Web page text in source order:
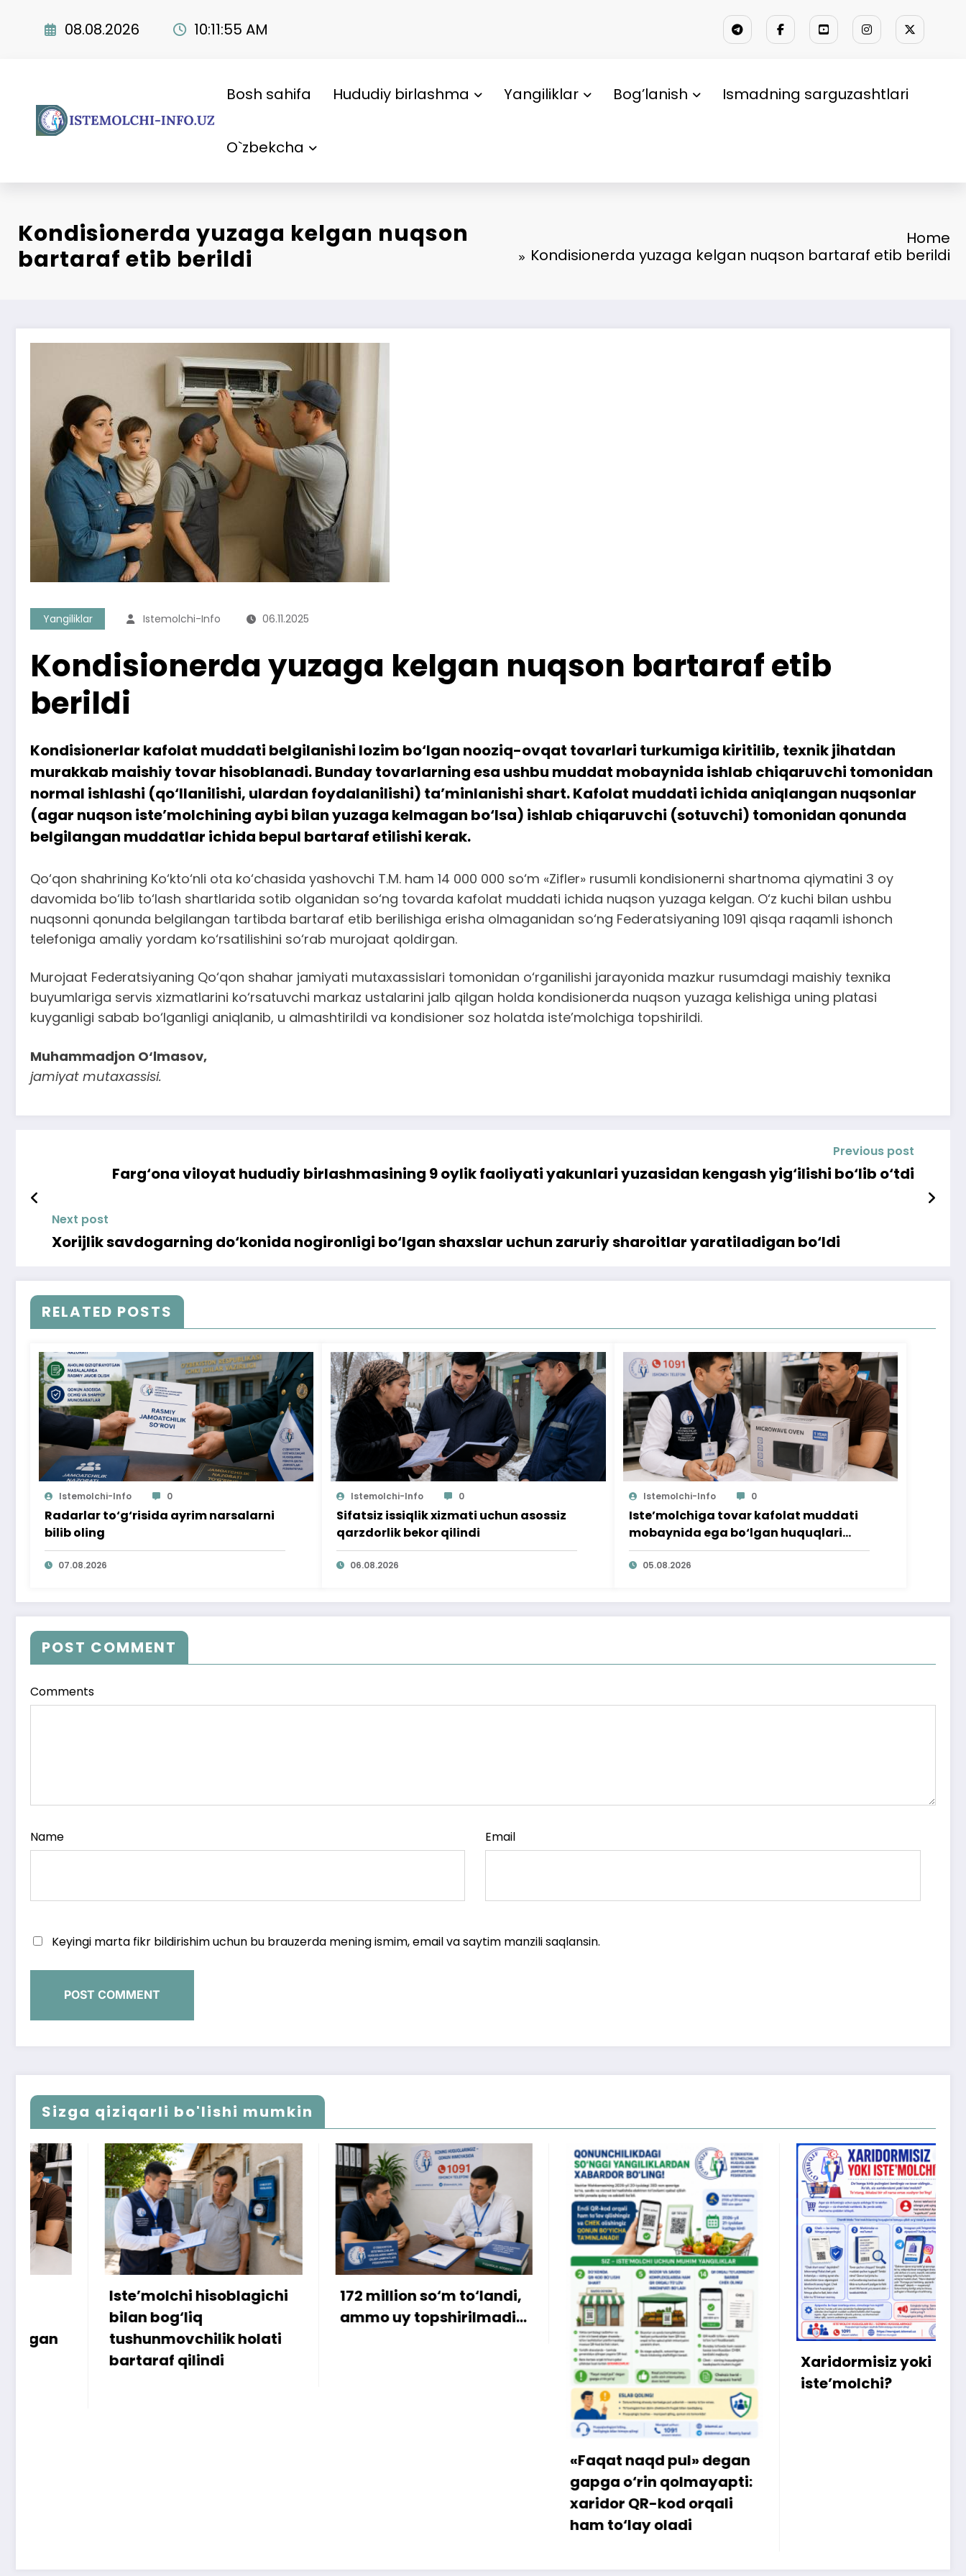
08.08.2026 10:11:56 AM
Bosh sahifa Hududiy birlashma Yangiliklar Bog’lanish Ismadning sarguzashtlari
O`zbekcha
Kondisionerda yuzaga kelgan nuqson
bartaraf etib berildi
Home
Kondisionerda yuzaga kelgan nuqson bartaraf etib berildi
Yangiliklar Istemolchi-Info 06.11.2025
Kondisionerda yuzaga kelgan nuqson bartaraf etib
berildi
Kondisionerlar kafolat muddati belgilanishi lozim bo‘lgan nooziq-ovqat tovarlari turkumiga kiritilib, texnik jihatdan
murakkab maishiy tovar hisoblanadi. Bunday tovarlarning esa ushbu muddat mobaynida ishlab chiqaruvchi tomonidan
normal ishlashi (qo‘llanilishi, ulardan foydalanilishi) ta’minlanishi shart. Kafolat muddati ichida aniqlangan nuqsonlar
(agar nuqson iste’molchining aybi bilan yuzaga kelmagan bo‘lsa) ishlab chiqaruvchi (sotuvchi) tomonidan qonunda
belgilangan muddatlar ichida bepul bartaraf etilishi kerak.
Qo‘qon shahrining Ko‘kto‘nli ota ko‘chasida yashovchi T.M. ham 14 000 000 so‘m «Zifler» rusumli kondisionerni shartnoma qiymatini 3 oy
davomida bo‘lib to‘lash shartlarida sotib olganidan so‘ng tovarda kafolat muddati ichida nuqson yuzaga kelgan. O‘z kuchi bilan ushbu
nuqsonni qonunda belgilangan tartibda bartaraf etib berilishiga erisha olmaganidan so‘ng Federatsiyaning 1091 qisqa raqamli ishonch
telefoniga amaliy yordam ko‘rsatilishini so‘rab murojaat qoldirgan.
Murojaat Federatsiyaning Qo‘qon shahar jamiyati mutaxassislari tomonidan o‘rganilishi jarayonida mazkur rusumdagi maishiy texnika
buyumlariga servis xizmatlarini ko‘rsatuvchi markaz ustalarini jalb qilgan holda kondisionerda nuqson yuzaga kelishiga uning platasi
kuyganligi sabab bo‘lganligi aniqlanib, u almashtirildi va kondisioner soz holatda iste’molchiga topshirildi.
Muhammadjon O‘lmasov,
jamiyat mutaxassisi.
Previous post
Farg‘ona viloyat hududiy birlashmasining 9 oylik faoliyati yakunlari yuzasidan kengash yig‘ilishi bo‘lib o‘tdi
Next post
Xorijlik savdogarning do‘konida nogironligi bo‘lgan shaxslar uchun zaruriy sharoitlar yaratiladigan bo‘ldi
RELATED POSTS
Istemolchi-Info 0
Radarlar to‘g‘risida ayrim narsalarni
bilib oling
07.08.2026
Istemolchi-Info 0
Sifatsiz issiqlik xizmati uchun asossiz
qarzdorlik bekor qilindi
06.08.2026
Istemolchi-Info 0
Iste’molchiga tovar kafolat muddati
mobaynida ega bo‘lgan huquqlari
ta’minlab berildi
05.08.2026
POST COMMENT
Comments
Name Email
Keyingi marta fikr bildirishim uchun bu brauzerda mening ismim, email va saytim manzili saqlansin.
Sizga qiziqarli bo'lishi mumkin
Iste’molchi hisoblagichi
bilan bog‘liq
tushunmovchilik holati
bartaraf qilindi
172 million so‘m to‘landi,
ammo uy topshirilmadi…
«Faqat naqd pul» degan
gapga o‘rin qolmayapti:
xaridor QR-kod orqali
ham to‘lay oladi
Xaridormisiz yoki
iste’molchi?